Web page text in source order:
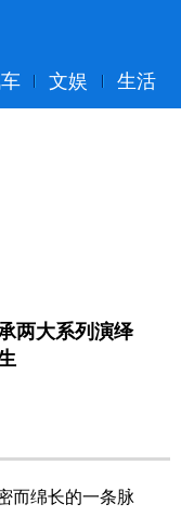
文娱 生活
两大系列演绎
绵长的一条脉